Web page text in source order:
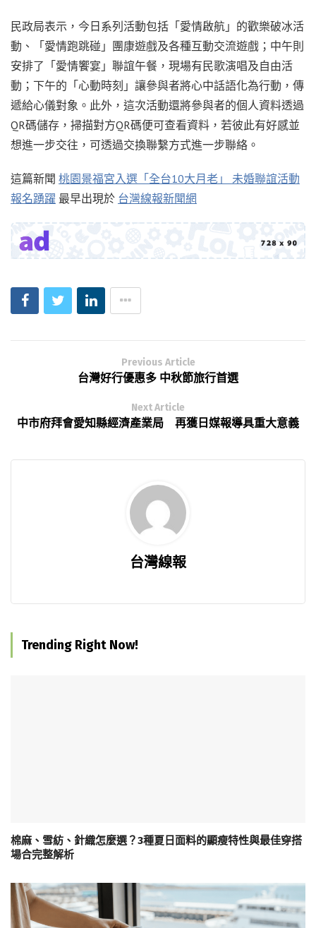
民政局表示，今日系列活動包括「愛情啟航」的歡樂破冰活
動、「愛情跑跳碰」團康遊戲及各種互動交流遊戲；中午則
安排了「愛情饗宴」聯誼午餐，現場有民歌演唱及自由活
動；下午的「心動時刻」讓參與者將心中話語化為行動，傳
遞給心儀對象。此外，這次活動還將參與者的個人資料透過
QR碼儲存，掃描對方QR碼便可查看資料，若彼此有好感並
想進一步交往，可透過交換聯繫方式進一步聯絡。
這篇新聞 桃園景福宮入選「全台10大月老」 未婚聯誼活動
報名踴躍 最早出現於 台灣線報新聞網
Previous Article
台灣好行優惠多 中秋節旅行首選
Next Article
中市府拜會愛知縣經濟產業局 再獲日媒報導具重大意義
台灣線報
Trending Right Now!
棉麻、雪紡、針織怎麼選？3種夏日面料的顯瘦特性與最佳穿搭
場合完整解析